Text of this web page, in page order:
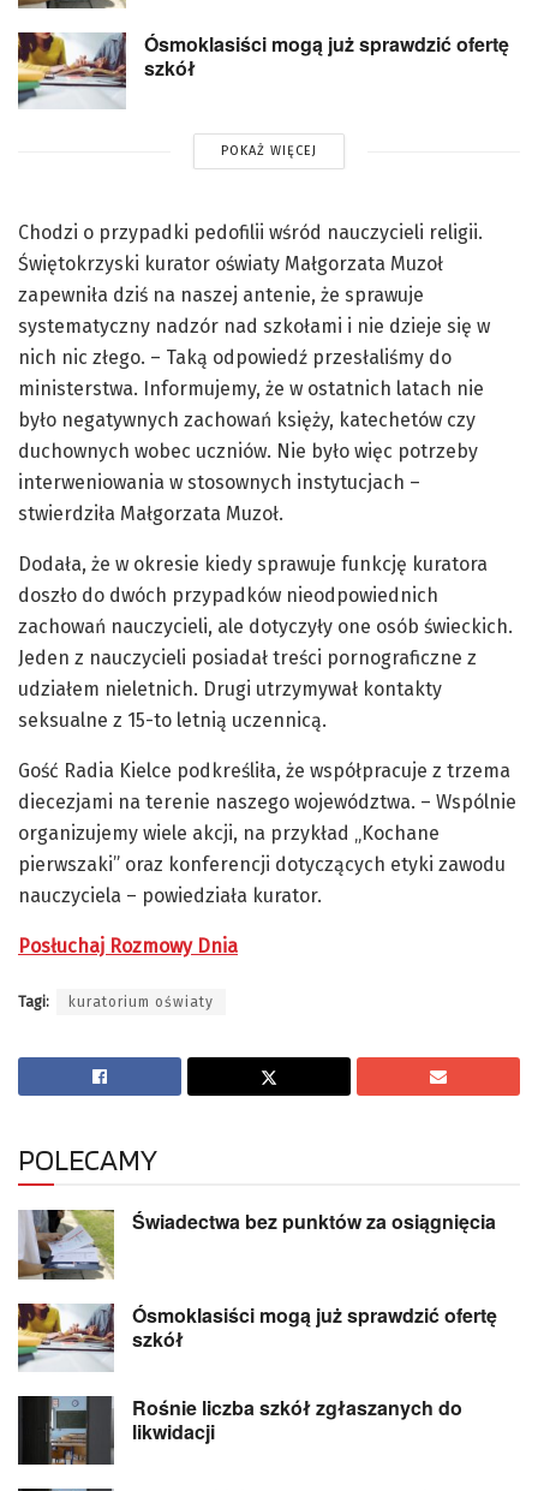
Ósmoklasiści mogą już sprawdzić ofertę
szkół
POKAŻ WIĘCEJ
Chodzi o przypadki pedofilii wśród nauczycieli religii.
Świętokrzyski kurator oświaty Małgorzata Muzoł
zapewniła dziś na naszej antenie, że sprawuje
systematyczny nadzór nad szkołami i nie dzieje się w
nich nic złego. – Taką odpowiedź przesłaliśmy do
ministerstwa. Informujemy, że w ostatnich latach nie
było negatywnych zachowań księży, katechetów czy
duchownych wobec uczniów. Nie było więc potrzeby
interweniowania w stosownych instytucjach –
stwierdziła Małgorzata Muzoł.
Dodała, że w okresie kiedy sprawuje funkcję kuratora
doszło do dwóch przypadków nieodpowiednich
zachowań nauczycieli, ale dotyczyły one osób świeckich.
Jeden z nauczycieli posiadał treści pornograficzne z
udziałem nieletnich. Drugi utrzymywał kontakty
seksualne z 15-to letnią uczennicą.
Gość Radia Kielce podkreśliła, że współpracuje z trzema
diecezjami na terenie naszego województwa. – Wspólnie
organizujemy wiele akcji, na przykład „Kochane
pierwszaki” oraz konferencji dotyczących etyki zawodu
nauczyciela – powiedziała kurator.
Posłuchaj Rozmowy Dnia
Tagi: kuratorium oświaty
POLECAMY
Świadectwa bez punktów za osiągnięcia
Ósmoklasiści mogą już sprawdzić ofertę
szkół
Rośnie liczba szkół zgłaszanych do
likwidacji